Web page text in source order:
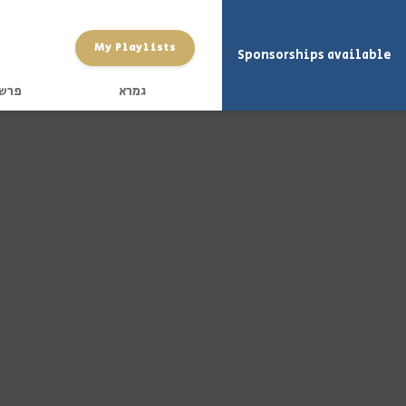
My Playlists
גמרא
Sponsorships available